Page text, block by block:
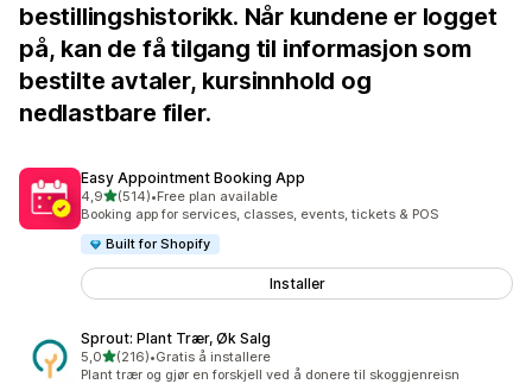
bestillingshistorikk. Når kundene er logget
på, kan de få tilgang til informasjon som
bestilte avtaler, kursinnhold og
nedlastbare filer.
Easy Appointment Booking App
4,9av 5 stjerner
(514)
Totalt 514 omtaler
•Free plan available
Booking app for services, classes, events, tickets & POS
Built for Shopify
Installer
Sprout: Plant Trær, Øk Salg
5,0av 5 stjerner
(216)
Totalt 216 omtaler
•Gratis å installere
Plant trær og gjør en forskjell ved å donere til skoggjenreisn